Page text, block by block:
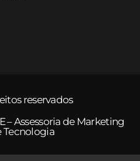
reservados
–Assessoria de Marketing
Tecnologia